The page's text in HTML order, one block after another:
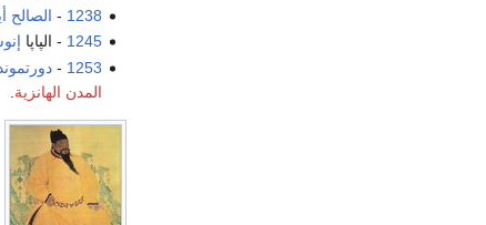
1238
- الصالح
1245 - الپاپا
1253
-دورتموند
المدن الهانزية